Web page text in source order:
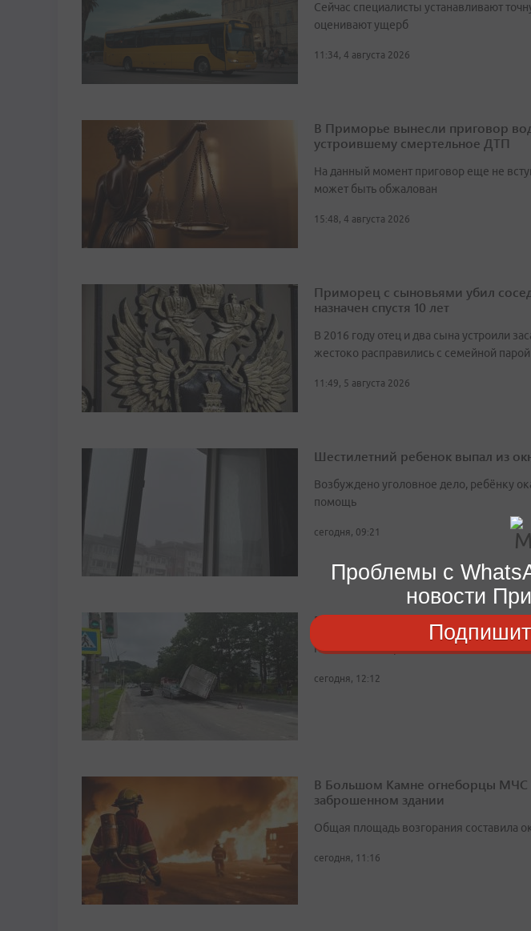
Сейчас специалисты устанавливают
оценивают ущерб
11:34, 4 августа 2026
В Приморье вынесли приговор
устроившему смертельное ДТП
На данный момент приговор еще не
может быть обжалован
15:48, 4 августа 2026
Приморец с сыновьями убил
назначен спустя 10 лет
В 2016 году отец и два сына устроили
жестоко расправились с семейной
11:49, 5 августа 2026
Шестилетний ребенок выпал из
Возбуждено уголовное дело, ребёнку
помощь
сегодня, 09:21
В Находке грузовой фургон
К счастью, пострадавших нет
сегодня, 12:12
В Большом Камне огнеборцы МЧС
заброшенном здании
Общая площадь возгорания составила
сегодня, 11:16
Проблемы с
новости